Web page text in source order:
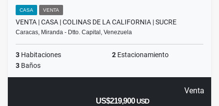
CASA VENTA
VENTA | CASA | COLINAS DE LA CALIFORNIA | SUCRE
Caracas, Miranda - Dtto. Capital, Venezuela
3 Habitaciones 2 Estacionamiento
3 Baños
Venta
US$219,900USD